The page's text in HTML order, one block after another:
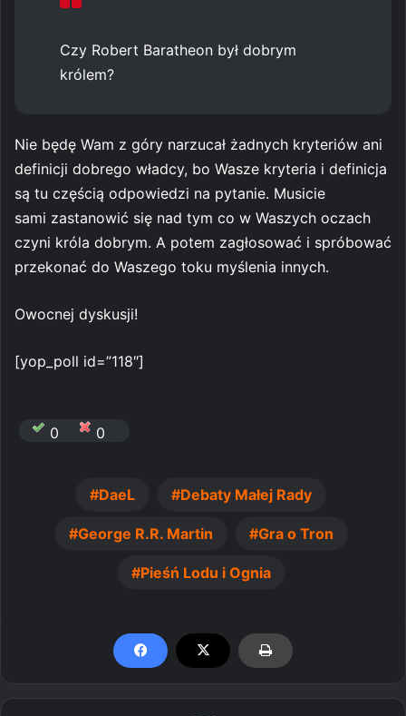
Czy Robert Baratheon był dobrym
królem?
Nie będę Wam z góry narzucał żadnych kryteriów ani
definicji dobrego władcy, bo Wasze kryteria i definicja
są tu częścią odpowiedzi na pytanie. Musicie
sami zastanowić się nad tym co w Waszych oczach
czyni króla dobrym. A potem zagłosować i spróbować
przekonać do Waszego toku myślenia innych.
Owocnej dyskusji!
[yop_poll id=”118″]
0 0
DaeL Debaty Małej Rady
George R.R. Martin Gra o Tron
Pieśń Lodu i Ognia